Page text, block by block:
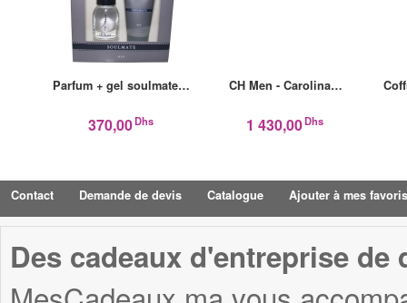
Parfum + gel soulmate…
370,00Dhs
CH Men - Carolina…
1 430,00Dhs
Contact Demande de devis Catalogue Ajouter à mes favoris
Des cadeaux d'entreprise